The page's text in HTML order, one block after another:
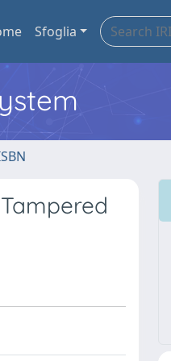
Sfoglia